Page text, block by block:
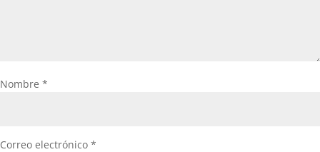
Nombre *
Correo electrónico *